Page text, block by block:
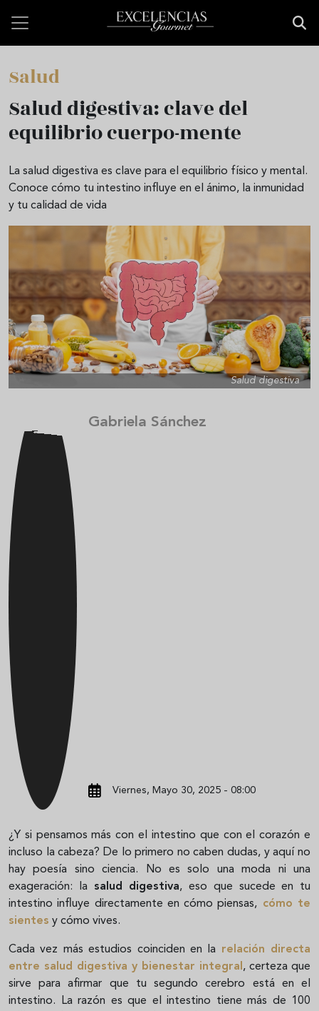
Salud
Salud digestiva: clave del
equilibrio cuerpo-mente
La salud digestiva es clave para el equilibrio físico y mental.
Conoce cómo tu intestino influye en el ánimo, la inmunidad
y tu calidad de vida
Salud digestiva
Gabriela Sánchez
Viernes, Mayo 30, 2025 - 08:00
¿Y si pensamos más con el intestino que con el corazón e
incluso la cabeza? De lo primero no caben dudas, y aquí no
hay poesía sino ciencia. No es solo una moda ni una
exageración: la salud digestiva, eso que sucede en tu
intestino influye directamente en cómo piensas, cómo te
sientes y cómo vives.
Cada vez más estudios coinciden en la relación directa
entre salud digestiva y bienestar integral , certeza que
sirve para afirmar que tu segundo cerebro está en el
intestino. La razón es que el intestino tiene más de 100